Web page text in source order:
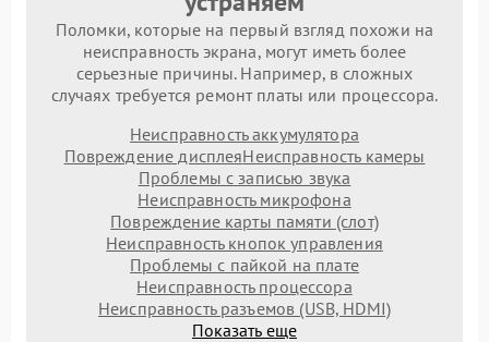
Поломки, которые на первый взгляд похожи на
неисправность экрана, могут иметь более
серьезные причины. Например, в сложных
случаях требуется ремонт платы или процессора.
Неисправность аккумулятора
Повреждение дисплеяНеисправность камеры
Проблемы с записью звука
Неисправность микрофона
Повреждение карты памяти (слот)
Неисправность кнопок управления
Проблемы с пайкой на плате
Неисправность процессора
Неисправность разъемов (USB, HDMI)
Показать еще